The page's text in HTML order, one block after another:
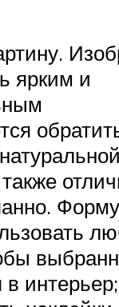
ярким и
интерьер;